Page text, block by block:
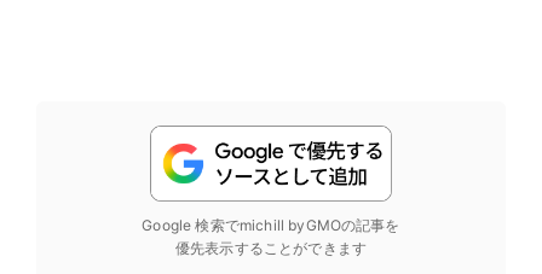
Google 検索でmichill byGMOの記事を
優先表示することができます